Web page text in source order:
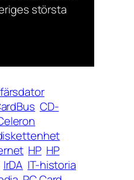
största
CD-
HP HP
IrDA IT-historia